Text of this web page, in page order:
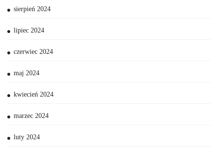
sierpień 2024
lipiec 2024
czerwiec 2024
maj 2024
kwiecień 2024
marzec 2024
luty 2024